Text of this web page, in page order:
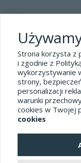
Polityka
Strona korzysta z
i zgodnie z
wykorzystywanie
strony,
personalizacji
warunki
cookies w Twojej
cookies